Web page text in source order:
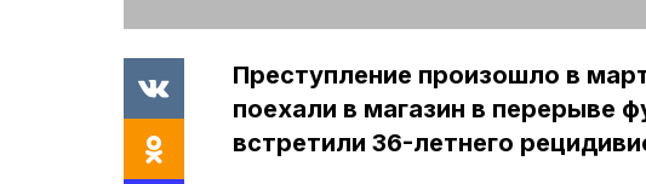
Преступление произошло в
поехали в магазин в перерыве
встретили 36-летнего